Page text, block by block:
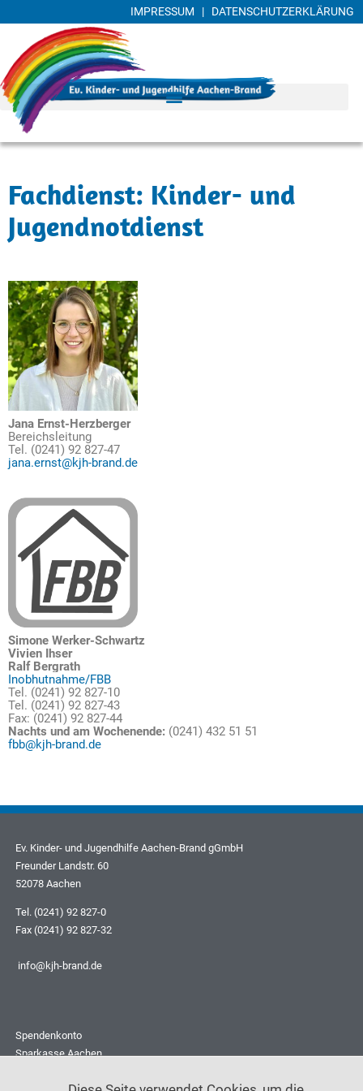
IMPRESSUM | DATENSCHUTZERKLÄRUNG
Fachdienst: Kinder- und
Jugendnotdienst
Jana Ernst-Herzberger
Bereichsleitung
Tel. (0241) 92 827-47
jana.ernst@kjh-brand.de
Simone Werker-Schwartz
Vivien Ihser
Ralf Bergrath
Inobhutnahme/FBB
Tel. (0241) 92 827-10
Tel. (0241) 92 827-43
Fax: (0241) 92 827-44
Nachts und am Wochenende: (0241) 432 51 51
fbb@kjh-brand.de
Ev. Kinder- und Jugendhilfe Aachen-Brand gGmbH
Freunder Landstr. 60
52078 Aachen
Tel. (0241) 92 827-0
Fax (0241) 92 827-32
info@kjh-brand.de
Spendenkonto
Sparkasse Aachen